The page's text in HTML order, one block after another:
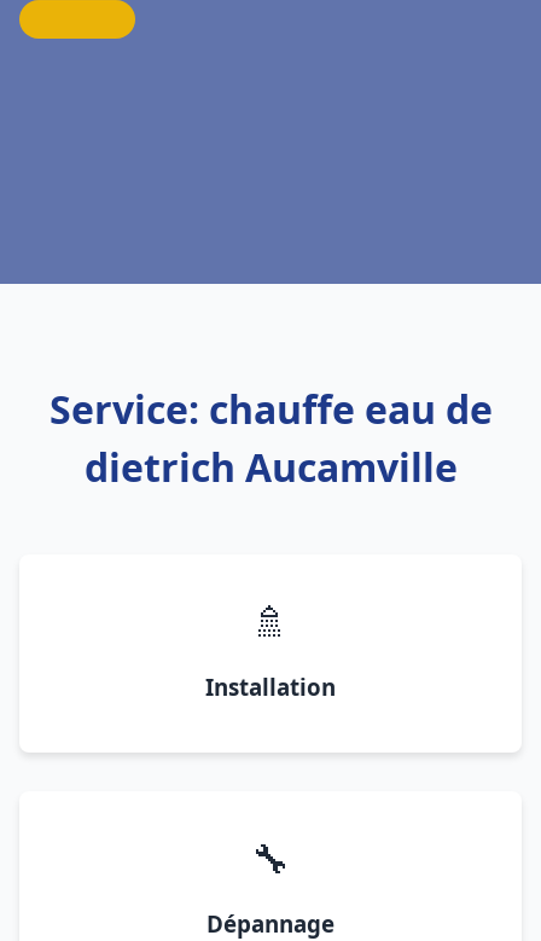
Service: chauffe eau de
dietrich Aucamville
🚿
Installation
🔧
Dépannage